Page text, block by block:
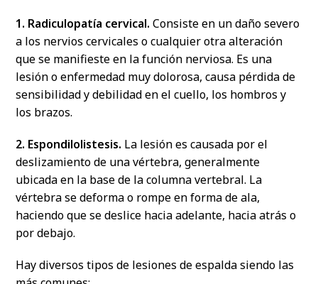
1. Radiculopatía cervical.Consiste en un daño severo
a los nervios cervicales o cualquier otra alteración
que se manifieste en la función nerviosa. Es una
lesión o enfermedad muy dolorosa, causa pérdida de
sensibilidad y debilidad en el cuello, los hombros y
los brazos.
2. Espondilolistesis. La lesión es causada por el
deslizamiento de una vértebra, generalmente
ubicada en la base de la columna vertebral. La
vértebra se deforma o rompe en forma de ala,
haciendo que se deslice hacia adelante, hacia atrás o
por debajo.
Hay diversos tipos de lesiones de espalda siendo las